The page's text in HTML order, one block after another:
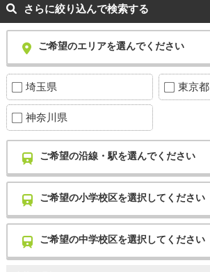
さらに絞り込んで検索する
ご希望のエリアを選んでください
埼玉県 東京都
神奈川県
ご希望の沿線・駅を選んでください
ご希望の小学校区を選択してください
ご希望の中学校区を選択してください